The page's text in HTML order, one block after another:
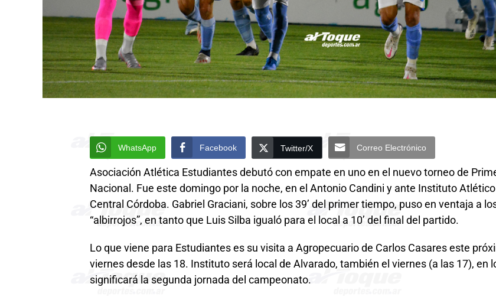
WhatsApp Facebook Twitter/X Correo Electrónico
Asociación Atlética Estudiantes debutó con empate en uno en el nuevo torneo de
Nacional. Fue este domingo por la noche, en el Antonio Candini y ante Instituto Atlético
Central Córdoba. Gabriel Graciani, sobre los 39’ del primer tiempo, puso en ventaja a
“albirrojos”, en tanto que Luis Silba igualó para el local a 10’ del final del partido.
Lo que viene para Estudiantes es su visita a Agropecuario de Carlos Casares este
viernes desde las 18. Instituto será local de Alvarado, también el viernes (a las 17), en
significará la segunda jornada del campeonato.